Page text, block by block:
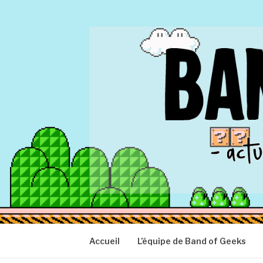
BAND OF
Actu Geek d'hier et d'aujourd'hui
Accueil L’équipe de Band of Geeks